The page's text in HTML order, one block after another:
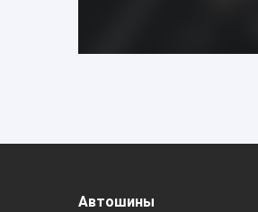
Автошины